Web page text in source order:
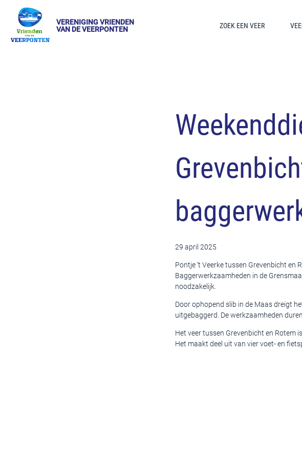
VERENIGING VRIENDEN
VAN DE VEERPONTEN
ZOEK EEN VEER
29 april 2025
Pontje ’t Veerke tussen Grevenbicht en
Baggerwerkzaamheden in de
noodzakelijk.
Door ophopend slib in de Maas dreigt
uitgebaggerd. De werkzaamheden
Het veer tussen Grevenbicht en Rotem
Het maakt deel uit van vier voet- en